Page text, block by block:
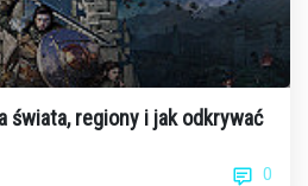
świata, regiony i jak odkrywać
0